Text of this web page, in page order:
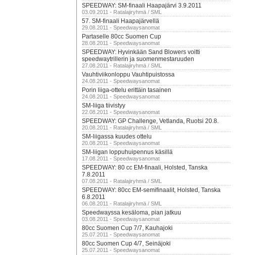
SPEEDWAY: SM-finaali Haapajärvi 3.9.2011
03.09.2011 - Ratalajiryhmä / SML
57. SM-finaali Haapajärvellä
29.08.2011 - Speedwaysanomat
Partaselle 80cc Suomen Cup
28.08.2011 - Speedwaysanomat
SPEEDWAY: Hyvinkään Sand Blowers voitti
speedwaytrillerin ja suomenmestaruuden
27.08.2011 - Ratalajiryhmä / SML
Vauhtiviikonloppu Vauhtipuistossa
24.08.2011 - Speedwaysanomat
Porin liiga-ottelu erittäin tasainen
24.08.2011 - Speedwaysanomat
SM-liiga tiivistyy
22.08.2011 - Speedwaysanomat
SPEEDWAY: GP Challenge, Vetlanda, Ruotsi 20.8.
20.08.2011 - Ratalajiryhmä / SML
SM-liigassa kuudes ottelu
20.08.2011 - Speedwaysanomat
SM-liigan loppuhuipennus käsillä
17.08.2011 - Speedwaysanomat
SPEEDWAY: 80 cc EM-finaali, Holsted, Tanska
7.8.2011
07.08.2011 - Ratalajiryhmä / SML
SPEEDWAY: 80cc EM-semifinaalit, Holsted, Tanska
6.8.2011
06.08.2011 - Ratalajiryhmä / SML
Speedwayssa kesäloma, pian jatkuu
03.08.2011 - Speedwaysanomat
80cc Suomen Cup 7/7, Kauhajoki
25.07.2011 - Speedwaysanomat
80cc Suomen Cup 4/7, Seinäjoki
25.07.2011 - Speedwaysanomat